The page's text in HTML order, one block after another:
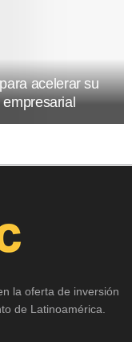
acelerar su
la oferta de inversión
de Latinoamérica.